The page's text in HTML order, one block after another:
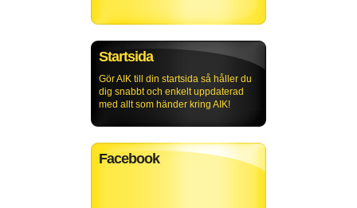
Startsida
Gör AIK till din startsida så håller du
dig snabbt och enkelt uppdaterad
med allt som händer kring AIK!
Facebook